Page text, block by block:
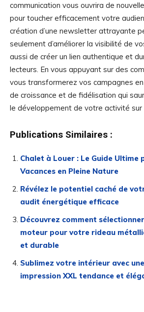
communication vous ouvrira de
pour toucher efficacement votre
création d’une newsletter attrayante
seulement d’améliorer la visibilité de
aussi de créer un lien authentique et
lecteurs. En vous appuyant sur des
vous transformerez vos campagnes
de croissance et de fidélisation qui
le développement de votre activité sur
Publications Similaires :
Chalet à Louer : Le Guide Ultime
Vacances en Pleine Nature
Révélez le potentiel caché de
audit énergétique efficace
Découvrez comment
moteur pour votre rideau
et durable
Sublimez votre intérieur avec
impression XXL tendance et